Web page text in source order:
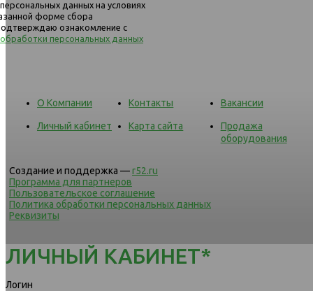
данных на условиях
форме сбора
ознакомление с
персональных данных
О Компании Контакты Вакансии
Личный кабинет Карта сайта
Продажа
оборудования
Создание и поддержка —r52.ru
Программа для партнеров
Пользовательское соглашение
Политика обработки персональных данных
Реквизиты
ЛИЧНЫЙ КАБИНЕТ*
Логин